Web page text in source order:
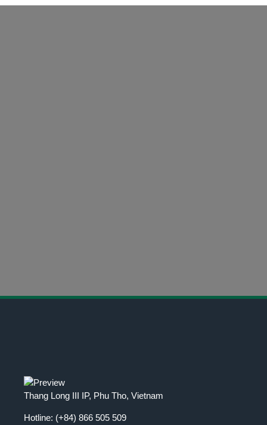
Thang Long III IP, Phu Tho, Vietnam
Hotline: (+84) 866 505 509